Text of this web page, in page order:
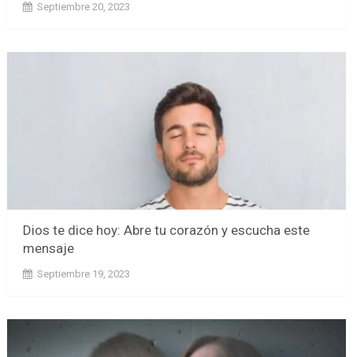
Septiembre 20, 2023
Dios te dice hoy: Abre tu corazón y escucha este
mensaje
Septiembre 19, 2023